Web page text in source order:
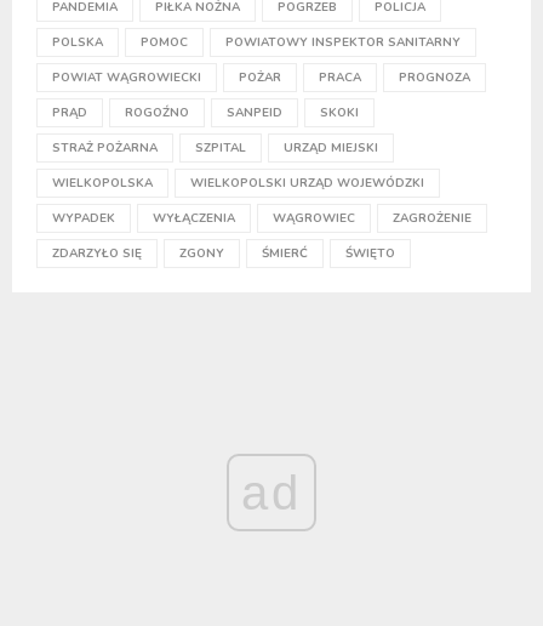
PANDEMIA PIŁKA NOŻNA POGRZEB POLICJA
POLSKA POMOC POWIATOWY INSPEKTOR SANITARNY
POWIAT WĄGROWIECKI POŻAR PRACA PROGNOZA
PRĄD ROGOŹNO SANPEID SKOKI
STRAŻ POŻARNA SZPITAL URZĄD MIEJSKI
WIELKOPOLSKA WIELKOPOLSKI URZĄD WOJEWÓDZKI
WYPADEK WYŁĄCZENIA WĄGROWIEC ZAGROŻENIE
ZDARZYŁO SIĘ ZGONY ŚMIERĆ ŚWIĘTO
ad